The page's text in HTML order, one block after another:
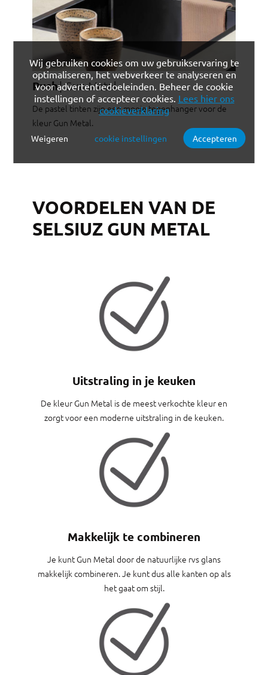
Push Gun Metal
De pastel tinten zijn een mooie tegenhanger voor de
kleur Gun Metal.
VOORDELEN VAN DE
SELSIUZ GUN METAL
Uitstraling in je keuken
De kleur Gun Metal is de meest verkochte kleur en
zorgt voor een moderne uitstraling in de keuken.
Makkelijk te combineren
Je kunt Gun Metal door de natuurlijke rvs glans
makkelijk combineren. Je kunt dus alle kanten op als
het gaat om stijl.
Wij gebruiken cookies om uw gebruikservaring te
optimaliseren, het webverkeer te analyseren en
voor advertentiedoeleinden. Beheer de cookie
instellingen of accepteer cookies. Lees hier ons
cookieverklaring
Verplichte cookies Functionele cookies
Weigeren cookie instellingen Accepteren